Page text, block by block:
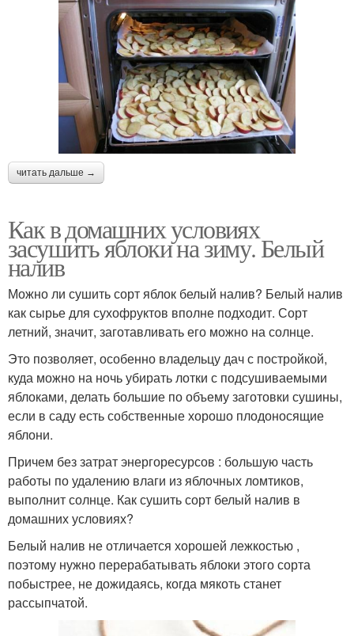
читать дальше →
Как в домашних условиях
засушить яблоки на зиму. Белый
налив
Можно ли сушить сорт яблок белый налив? Белый налив
как сырье для сухофруктов вполне подходит. Сорт
летний, значит, заготавливать его можно на солнце.
Это позволяет, особенно владельцу дач с постройкой,
куда можно на ночь убирать лотки с подсушиваемыми
яблоками, делать большие по объему заготовки сушины,
если в саду есть собственные хорошо плодоносящие
яблони.
Причем без затрат энергоресурсов : большую часть
работы по удалению влаги из яблочных ломтиков,
выполнит солнце. Как сушить сорт белый налив в
домашних условиях?
Белый налив не отличается хорошей лежкостью ,
поэтому нужно перерабатывать яблоки этого сорта
побыстрее, не дожидаясь, когда мякоть станет
рассыпчатой.